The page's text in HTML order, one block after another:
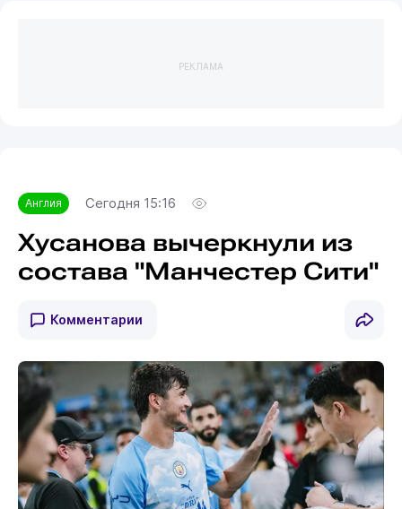
РЕКЛАМА
Англия Сегодня 15:16
Хусанова вычеркнули из
состава "Манчестер Сити"
Комментарии